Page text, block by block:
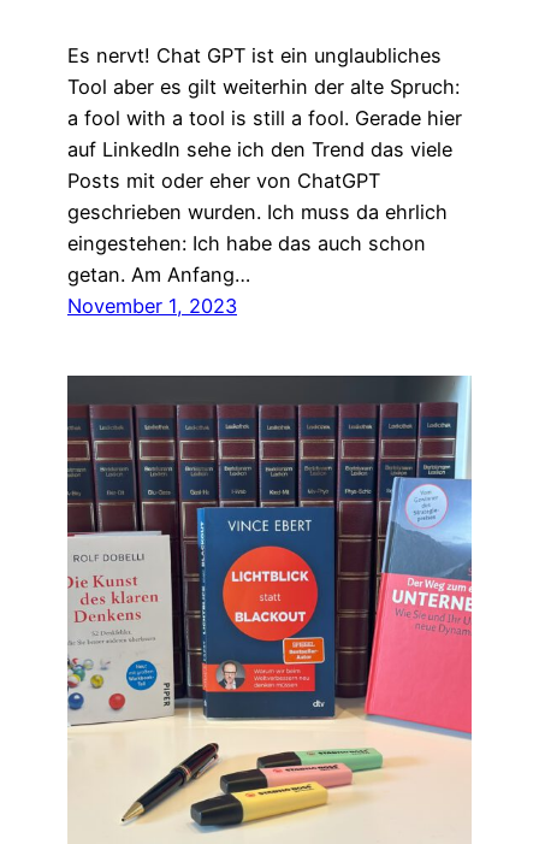
Es nervt! Chat GPT ist ein unglaubliches
Tool aber es gilt weiterhin der alte Spruch:
a fool with a tool is still a fool. Gerade hier
auf LinkedIn sehe ich den Trend das viele
Posts mit oder eher von ChatGPT
geschrieben wurden. Ich muss da ehrlich
eingestehen: Ich habe das auch schon
getan. Am Anfang…
November 1, 2023